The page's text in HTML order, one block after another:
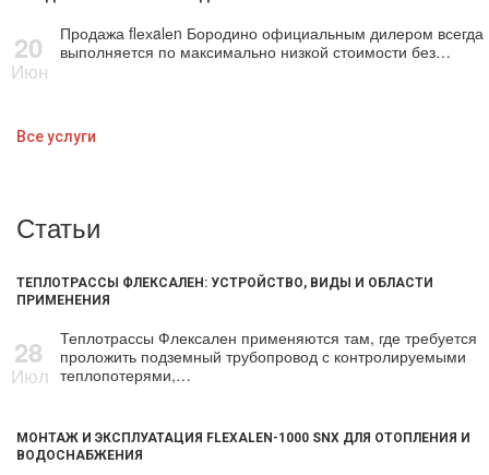
20
Июн
Продажа flехalеn Бородино официальным дилером всегда
выполняется по максимально низкой стоимости без…
Все услуги
Статьи
ТЕПЛОТРАССЫ ФЛЕКСАЛЕН: УСТРОЙСТВО, ВИДЫ И ОБЛАСТИ
ПРИМЕНЕНИЯ
28
Июл
Теплотрассы Флексален применяются там, где требуется
проложить подземный трубопровод с контролируемыми
теплопотерями,…
МОНТАЖ И ЭКСПЛУАТАЦИЯ FLEXALEN-1000 SNX ДЛЯ ОТОПЛЕНИЯ И
ВОДОСНАБЖЕНИЯ